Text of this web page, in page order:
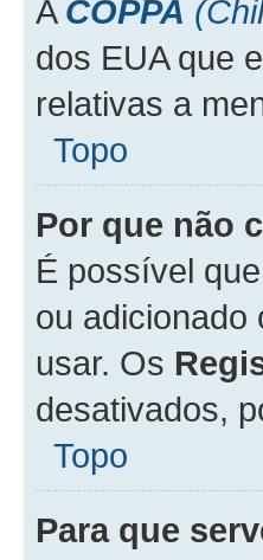
A COPPA
dos EUA que
relativas a
Topo
Por que não
É possível
ou adicionado
usar. Os
desativados,
Topo
Para que